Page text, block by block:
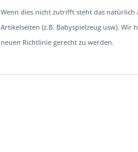
Wenn dies nicht zutrifft steht das natürlich
Artikelseiten (z.B. Babyspielzeug usw). Wir
neuen Richtlinie gerecht zu werden.